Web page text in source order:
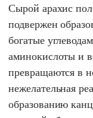
Сырой арахис
подвержен
богатые
аминокислоты и
превращаются в
нежелательная
образованию